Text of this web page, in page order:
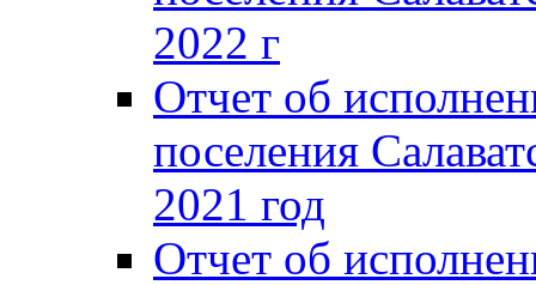
2022 г
Отчет об
поселения
2021 год
Отчет об